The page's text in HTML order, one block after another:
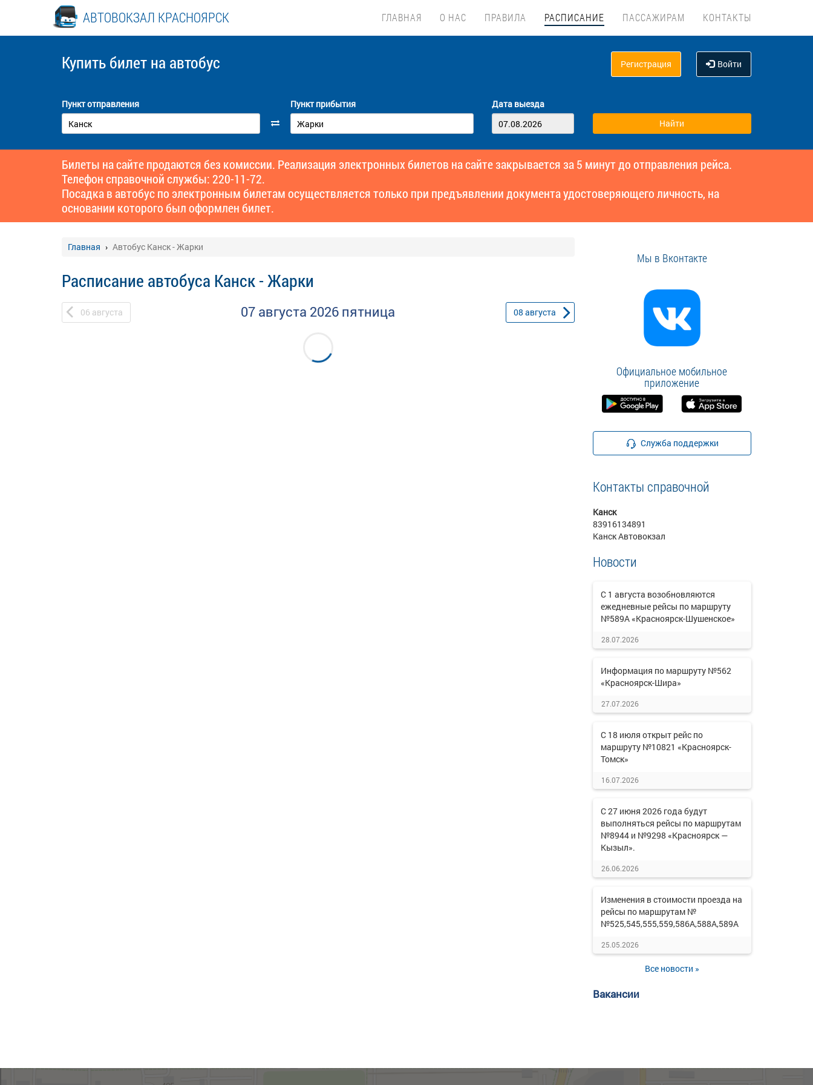
АВТОВОКЗАЛ КРАСНОЯРСК ГЛАВНАЯ О НАС ПРАВИЛА РАСПИСАНИЕ ПАССАЖИРАМ КОНТАКТЫ
Купить билет на автобус Регистрация Войти
Пункт отправления Пункт прибытия Дата выезда
Билеты на сайте продаются без комиссии. Реализация электронных билетов на сайте закрывается за 5 минут до отправления рейса.
Телефон справочной службы: 220-11-72.
Посадка в автобус по электронным билетам осуществляется только при предъявлении документа удостоверяющего личность, на
основании которого был оформлен билет.
Главная Автобус Канск - Жарки
Расписание автобуса Канск - Жарки
06 августа 07 августа 2026 пятница 08 августа
Мы в Вконтакте
Официальное мобильное
приложение
Служба поддержки
Контакты справочной
Канск
83916134891
Канск Автовокзал
Новости
С 1 августа возобновляются
ежедневные рейсы по маршруту
№589А «Красноярск-Шушенское»
28.07.2026
Информация по маршруту №562
«Красноярск-Шира»
27.07.2026
С 18 июля открыт рейс по
маршруту №10821 «Красноярск-
Томск»
16.07.2026
С 27 июня 2026 года будут
выполняться рейсы по маршрутам
№8944 и №9298 «Красноярск —
Кызыл».
26.06.2026
Изменения в стоимости проезда на
рейсы по маршрутам №
№525,545,555,559,586А,588А,589А
25.05.2026
Все новости »
Вакансии